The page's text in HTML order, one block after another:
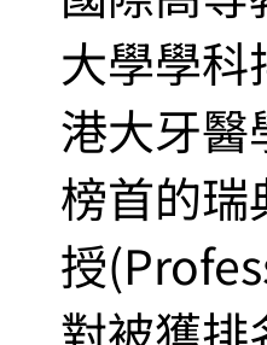
大學學
港大牙醫
榜首的瑞
授